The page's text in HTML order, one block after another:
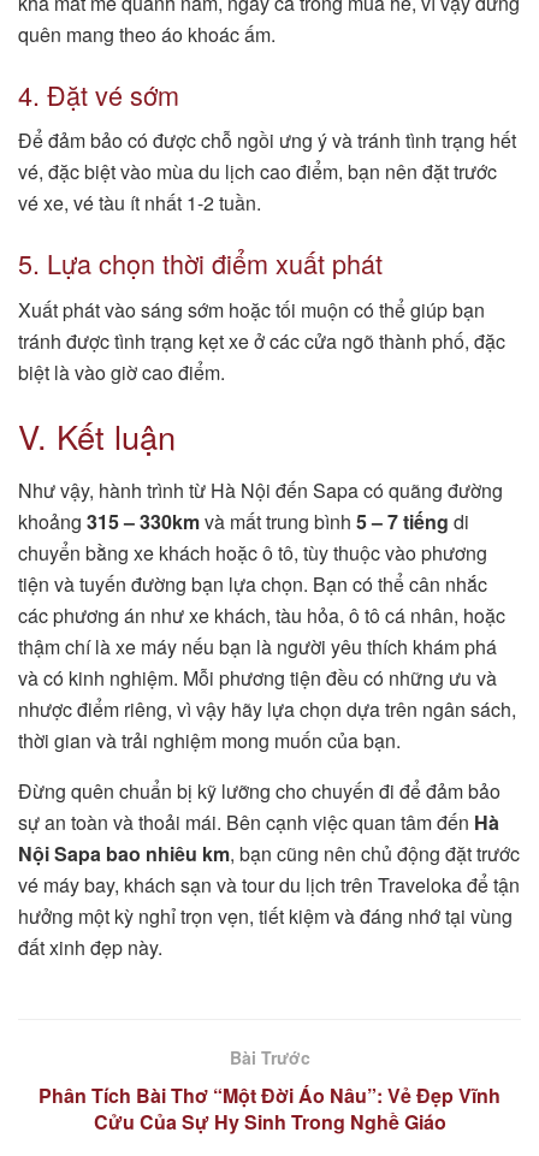
quên mang theo áo khoác ấm.
4. Đặt vé sớm
Để đảm bảo có được chỗ ngồi ưng ý và tránh tình trạng hết
vé, đặc biệt vào mùa du lịch cao điểm, bạn nên đặt trước
vé xe, vé tàu ít nhất 1-2 tuần.
5. Lựa chọn thời điểm xuất phát
Xuất phát vào sáng sớm hoặc tối muộn có thể giúp bạn
tránh được tình trạng kẹt xe ở các cửa ngõ thành phố, đặc
biệt là vào giờ cao điểm.
V. Kết luận
Như vậy, hành trình từ Hà Nội đến Sapa có quãng đường
khoảng 315 – 330kmvà mất trung bình 5 – 7 tiếng di
chuyển bằng xe khách hoặc ô tô, tùy thuộc vào phương
tiện và tuyến đường bạn lựa chọn. Bạn có thể cân nhắc
các phương án như xe khách, tàu hỏa, ô tô cá nhân, hoặc
thậm chí là xe máy nếu bạn là người yêu thích khám phá
và có kinh nghiệm. Mỗi phương tiện đều có những ưu và
nhược điểm riêng, vì vậy hãy lựa chọn dựa trên ngân sách,
thời gian và trải nghiệm mong muốn của bạn.
Đừng quên chuẩn bị kỹ lưỡng cho chuyến đi để đảm bảo
sự an toàn và thoải mái. Bên cạnh việc quan tâm đến Hà
Nội Sapa bao nhiêu km, bạn cũng nên chủ động đặt trước
vé máy bay, khách sạn và tour du lịch trên Traveloka để tận
hưởng một kỳ nghỉ trọn vẹn, tiết kiệm và đáng nhớ tại vùng
đất xinh đẹp này.
Bài Trước
Phân Tích Bài Thơ “Một Đời Áo Nâu”: Vẻ Đẹp Vĩnh
Cửu Của Sự Hy Sinh Trong Nghề Giáo